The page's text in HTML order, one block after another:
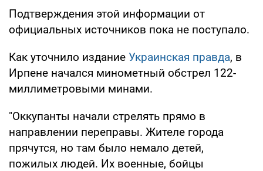
Подтверждения этой информации от
официальных источников пока не поступало.
Как уточнило издание Украинская правда, в
Ирпене начался минометный обстрел 122-
миллиметровыми минами.
"Оккупанты начали стрелять прямо в
направлении переправы. Жителе города
прячутся, но там было немало детей,
пожилых людей. Их военные, бойцы